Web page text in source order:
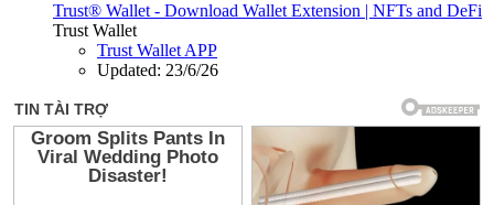
Trust® Wallet - Download Wallet Extension | NFTs and DeFi
Trust Wallet
Trust Wallet APP
Updated: 23/6/26